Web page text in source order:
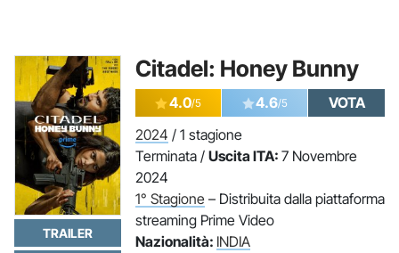
Citadel: Honey Bunny
TRAILER
4.0/5 4.6/5
VOTA
2024 / 1 stagione
Terminata / Uscita ITA: 7 Novembre
2024
1° Stagione – Distribuita dalla piattaforma
streaming Prime Video
Nazionalità: INDIA